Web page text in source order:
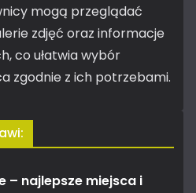
mogą przeglądać
zdjęć oraz informacje
co ułatwia wybór
zgodnie z ich potrzebami.
– najlepsze miejsca i